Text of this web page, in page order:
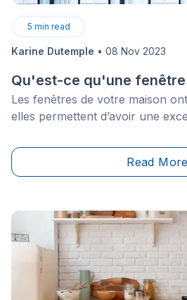
5 min read
Karine Dutemple • 08 Nov 2023
Qu'est-ce qu'une
Les fenêtres de votre maison
elles permettent d’avoir une
journées chaudes ou étouffantes
de&nbsp;bloquer l’entrée d’air
l’extérieur est par les interstices
fenêtre, la vitre et les murs.
Read More